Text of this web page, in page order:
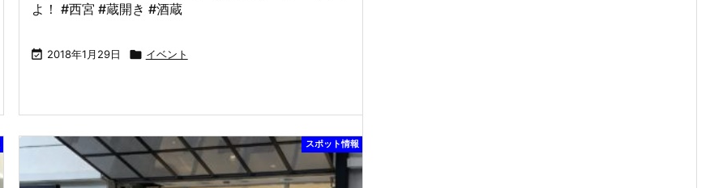
よ！ #西宮 #蔵開き #酒蔵
 2018年1月29日  イベント
スポット情報